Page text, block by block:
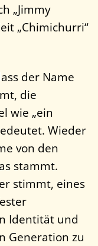
„Jimmy
„Chimichurri“
der Name
die
wie „ein
Wieder
von den
stammt.
stimmt, eines
Identität und
Generation zu